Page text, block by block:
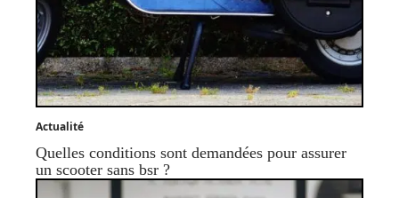
Actualité
Quelles conditions sont demandées pour assurer
un scooter sans bsr ?